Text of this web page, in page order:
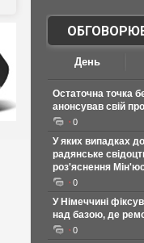
День
Остаточна точка
анонсував свій
0
У яких випадках
радянське
роз'яснення
0
У Німеччині
над базою, де
0